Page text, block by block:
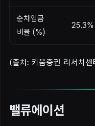
순차입금
비율 (%)
25.3%
(출처: 키움증권 리서치
밸류에이션